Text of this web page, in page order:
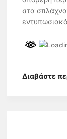
στα σπλάχνα
Διαβάστε